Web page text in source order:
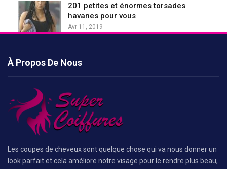
201 petites et énormes torsades
havanes pour vous
Avr 11, 2019
À Propos De Nous
Les coupes de cheveux sont quelque chose qui va nous donner un
look parfait et cela améliore notre visage pour le rendre plus beau,